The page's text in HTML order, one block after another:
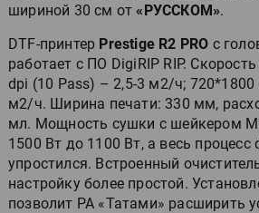
шириной 30 см от «РУССКОМ».
DTF-принтер Prestige R2 PRO с
работает с ПО DigiRIP RIP.
dpi (10 Pass) – 2,5-3 м2/ч; 720*1800
м2/ч. Ширина печати: 330 мм,
мл. Мощность сушки с шейкером
1500 Вт до 1100 Вт, а весь
упростился. Встроенный
настройку более простой.
позволит РА «Татами» расширить